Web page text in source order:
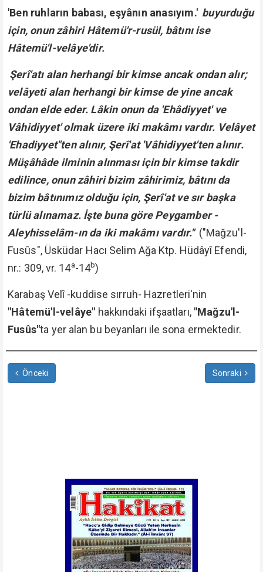
'Ben ruhların babası, eşyânın anasıyım.' buyurduğu
için, onun zâhiri Hâtemü'r-rusül, bâtını ise
Hâtemü'l-velâye'dir.
Şerî'atı alan herhangi bir kimse ancak ondan alır;
velâyeti alan herhangi bir kimse de yine ancak
ondan elde eder. Lâkin onun da 'Ehâdiyyet' ve
Vâhidiyyet' olmak üzere iki makâmı vardır. Velâyet
'Ehadiyyet"ten alınır, Şerî'at 'Vâhidiyyet'ten alınır.
Müşâhâde ilminin alınması için bir kimse takdir
edilince, onun zâhiri bizim zâhirimiz, bâtını da
bizim bâtınımız olduğu için, Şerî'at ve sır başka
türlü alınamaz. İşte buna göre Peygamber -
Aleyhisselâm-ın da iki makâmı vardır." ("Mağzu'l-
Fusûs", Üsküdar Hacı Selim Ağa Ktp. Hüdâyî Efendi,
nr.: 309, vr. 14a-14b)
Karabaş Velî -kuddise sırruh- Hazretleri'nin
"Hâtemü'l-velâye" hakkındaki ifşaatları, "Mağzu'l-
Fusûs"ta yer alan bu beyanları ile sona ermektedir.
Önceki Sonraki